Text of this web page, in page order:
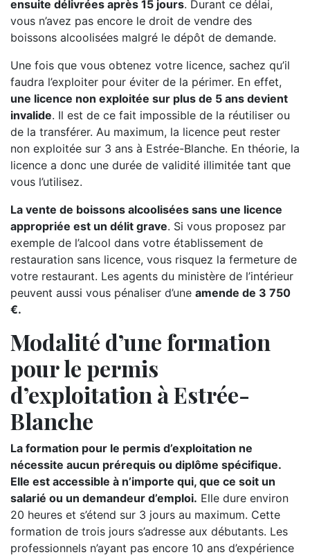
ensuite délivrées après 15 jours. Durant ce délai,
vous n’avez pas encore le droit de vendre des
boissons alcoolisées malgré le dépôt de demande.
Une fois que vous obtenez votre licence, sachez qu’il
faudra l’exploiter pour éviter de la périmer. En effet,
une licence non exploitée sur plus de 5 ans devient
invalide. Il est de ce fait impossible de la réutiliser ou
de la transférer. Au maximum, la licence peut rester
non exploitée sur 3 ans à Estrée-Blanche. En théorie, la
licence a donc une durée de validité illimitée tant que
vous l’utilisez.
La vente de boissons alcoolisées sans une licence
appropriée est un délit grave. Si vous proposez par
exemple de l’alcool dans votre établissement de
restauration sans licence, vous risquez la fermeture de
votre restaurant. Les agents du ministère de l’intérieur
peuvent aussi vous pénaliser d’une amende de 3 750
€.
Modalité d’une formation
pour le permis
d’exploitation à Estrée-
Blanche
La formation pour le permis d’exploitation ne
nécessite aucun prérequis ou diplôme spécifique.
Elle est accessible à n’importe qui, que ce soit un
salarié ou un demandeur d’emploi. Elle dure environ
20 heures et s’étend sur 3 jours au maximum. Cette
formation de trois jours s’adresse aux débutants. Les
professionnels n’ayant pas encore 10 ans d’expérience